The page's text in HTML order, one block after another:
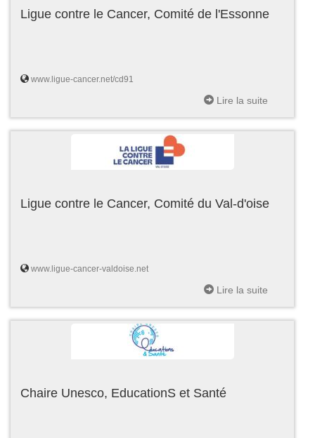
Ligue contre le Cancer, Comité de l'Essonne
www.ligue-cancer.net/cd91
Lire la suite
Ligue contre le Cancer, Comité du Val-d'oise
www.ligue-cancer-valdoise.net
Lire la suite
Chaire Unesco, EducationS et Santé